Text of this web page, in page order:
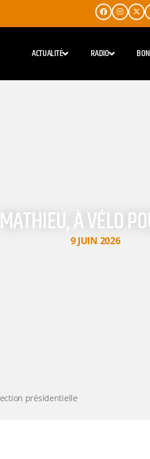
ACTUALITÉ RADIO
À VÉLO
9 JUIN 2026
présidentielle